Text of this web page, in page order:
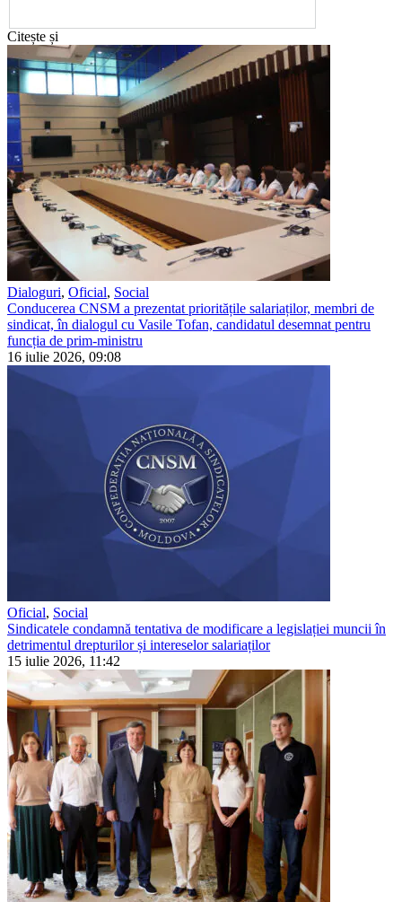
Citește și
Dialoguri, Oficial, Social
Conducerea CNSM a prezentat prioritățile salariaților, membri de
sindicat, în dialogul cu Vasile Tofan, candidatul desemnat pentru
funcția de prim-ministru
16 iulie 2026, 09:08
Oficial, Social
Sindicatele condamnă tentativa de modificare a legislației muncii în
detrimentul drepturilor și intereselor salariaților
15 iulie 2026, 11:42